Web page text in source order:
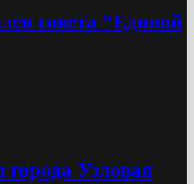
совета “Единой
Узловая